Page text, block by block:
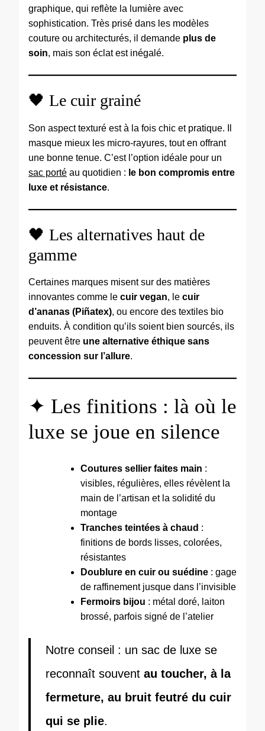
graphique, qui reflète la lumière avec
sophistication. Très prisé dans les modèles
couture ou architecturés, il demande plus de
soin, mais son éclat est inégalé.
🖤 Le cuir grainé
Son aspect texturé est à la fois chic et pratique. Il
masque mieux les micro-rayures, tout en offrant
une bonne tenue. C’est l’option idéale pour un
sac porté au quotidien : le bon compromis entre
luxe et résistance.
🖤 Les alternatives haut de
gamme
Certaines marques misent sur des matières
innovantes comme le cuir vegan, le cuir
d’ananas (Piñatex), ou encore des textiles bio
enduits. À condition qu’ils soient bien sourcés, ils
peuvent être une alternative éthique sans
concession sur l’allure.
✦ Les finitions : là où le
luxe se joue en silence
Coutures sellier faites main :
visibles, régulières, elles révèlent la
main de l’artisan et la solidité du
montage
Tranches teintées à chaud :
finitions de bords lisses, colorées,
résistantes
Doublure en cuir ou suédine : gage
de raffinement jusque dans l’invisible
Fermoirs bijou : métal doré, laiton
brossé, parfois signé de l’atelier
Notre conseil : un sac de luxe se
reconnaît souvent au toucher, à la
fermeture, au bruit feutré du cuir
qui se plie.